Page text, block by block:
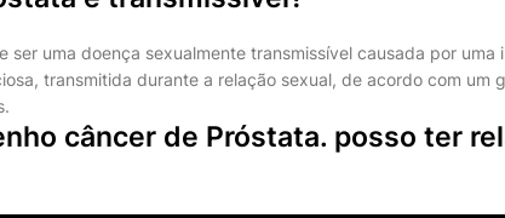
ser uma doença sexualmente transmissível causada por uma
transmitida durante a relação sexual, de acordo com um
câncer de Próstata. posso ter